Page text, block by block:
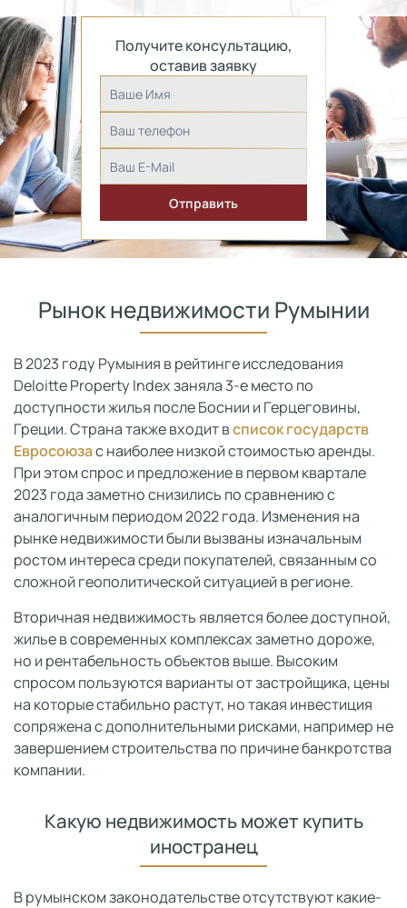
Получите консультацию,
оставив заявку
Рынок недвижимости Румынии
В 2023 году Румыния в рейтинге исследования
Deloitte Property Index заняла 3-е место по
доступности жилья после Боснии и Герцеговины,
Греции. Страна также входит всписок государств
Евросоюзас наиболее низкой стоимостью аренды.
При этом спрос и предложение в первом квартале
2023 года заметно снизились по сравнению с
аналогичным периодом 2022 года. Изменения на
рынке недвижимости были вызваны изначальным
ростом интереса среди покупателей, связанным со
сложной геополитической ситуацией в регионе.
Вторичная недвижимость является более доступной,
жилье в современных комплексах заметно дороже,
но и рентабельность объектов выше. Высоким
спросом пользуются варианты от застройщика, цены
на которые стабильно растут, но такая инвестиция
сопряжена с дополнительными рисками, например не
завершением строительства по причине банкротства
компании.
Какую недвижимость может купить
иностранец
В румынском законодательстве отсутствуют какие-